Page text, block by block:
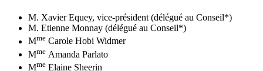
M. Xavier Equey, vice-président (délégué au Conseil*)
M. Etienne Monnay (délégué au Conseil*)
Mme Carole Hobi Widmer
Mme Amanda Parlato
Mme Elaine Sheerin